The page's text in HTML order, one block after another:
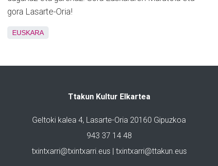
gora Lasarte-Oria!
EUSKARA
Ttakun Kultur Elkartea
Geltoki kalea 4, Lasarte-Oria 20160 Gipuzkoa
943 37 14 48
txintxarri@txintxarri.eus | txintxarri@ttakun.eus